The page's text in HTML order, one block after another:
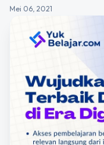
Mei 06, 2021